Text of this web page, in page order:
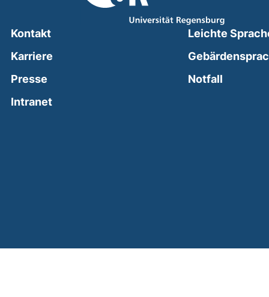
Kontakt
Karriere
Presse
Intranet(external link, opens in a new window)
Leichte
Notfall